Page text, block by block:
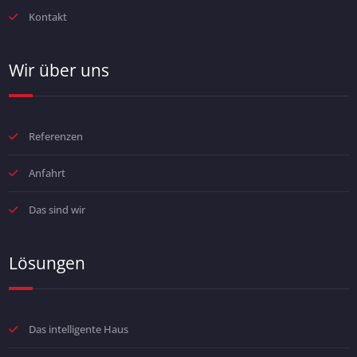
Kontakt
Wir über uns
Referenzen
Anfahrt
Das sind wir
Lösungen
Das intelligente Haus